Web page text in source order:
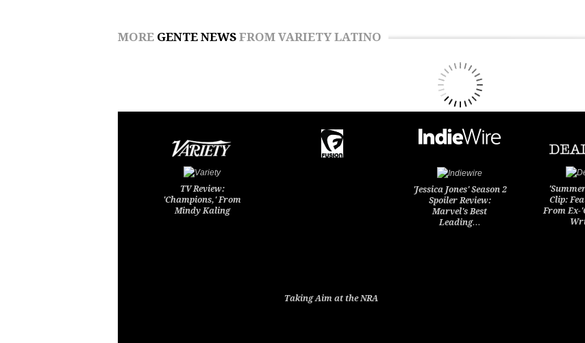
MORE GENTE NEWS FROM VARIETY LATINO
TV Review:
'Champions,' From
Mindy Kaling
Taking Aim at the NRA
'Jessica Jones' Season 2
Spoiler Review:
Marvel's Best
Leading…
Clip:
From Ex-